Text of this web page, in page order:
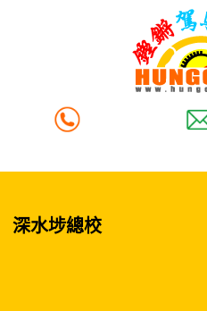
深水埗總校